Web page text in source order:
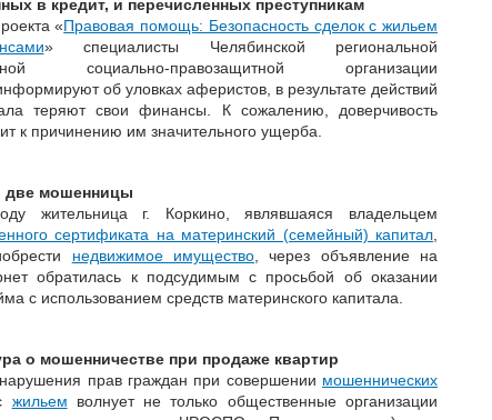
в кредит, и перечисленных преступникам
«Правовая помощь: Безопасность сделок с жильем
» специалисты Челябинской региональной
социально-правозащитной организации
об уловках аферистов, в результате действий
теряют свои финансы. К сожалению, доверчивость
к причинению им значительного ущерба.
две мошенницы
жительница г. Коркино, являвшаяся владельцем
сертификата на материнский (семейный) капитал
недвижимое имущество , через объявление на
обратилась к подсудимым с просьбой об оказании
с использованием средств материнского капитала.
о мошенничестве при продаже квартир
прав граждан при совершении мошеннических
жильем волнует не только общественные организации